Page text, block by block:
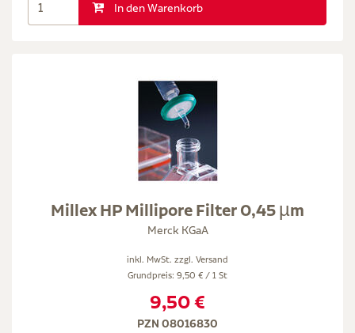
In den Warenkorb
Millex HP Millipore Filter 0,45 µm
Merck KGaA
inkl. MwSt. zzgl. Versand
Grundpreis: 9,50 € / 1 St
9,50 €
PZN 08016830